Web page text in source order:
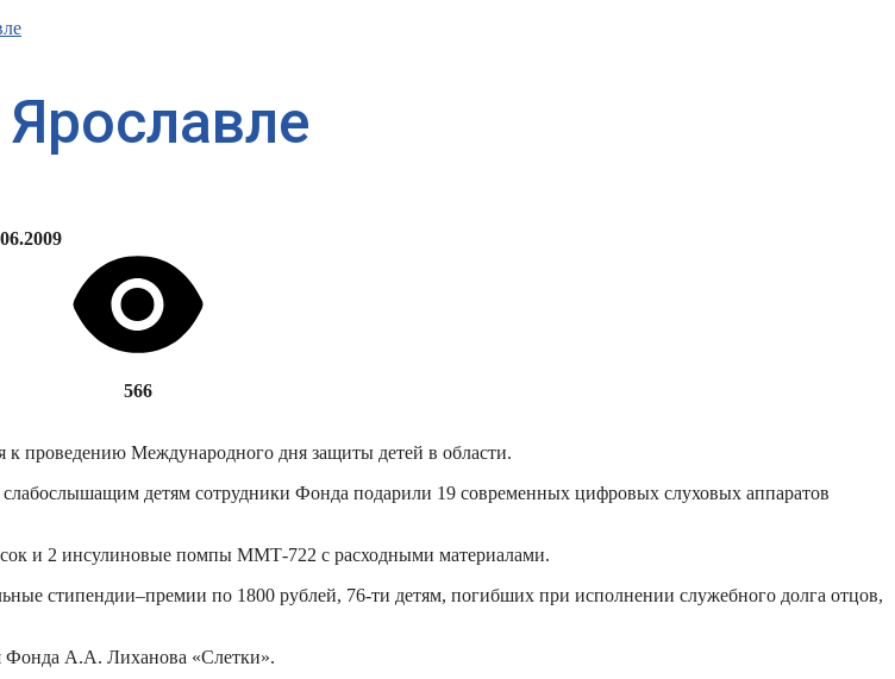
566
к проведению Международного дня защиты детей в области.
детям сотрудники Фонда подарили 19 современных цифровых слуховых аппаратов
и 2 инсулиновые помпы ММТ-722 с расходными материалами.
стипендии–премии по 1800 рублей, 76-ти детям, погибших при исполнении служебного долга отцов,
Фонда А.А. Лиханова «Слетки».